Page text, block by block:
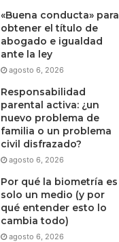
«Buena conducta» para
obtener el título de
abogado e igualdad
ante la ley
agosto 6, 2026
Responsabilidad
parental activa: ¿un
nuevo problema de
familia o un problema
civil disfrazado?
agosto 6, 2026
Por qué la biometría es
solo un medio (y por
qué entender esto lo
cambia todo)
agosto 6, 2026